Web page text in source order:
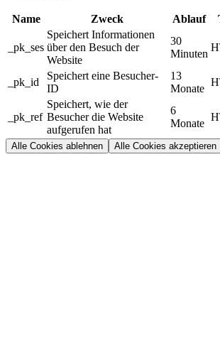
Name Zweck Ablauf
_pk_ses
Speichert Informationen
über den Besuch der
Website
30
Minuten
_pk_id
Speichert eine Besucher-
ID
13
Monate
_pk_ref
Speichert, wie der
Besucher die Website
aufgerufen hat
6
Monate
Alle Cookies ablehnen Alle Cookies akzeptieren